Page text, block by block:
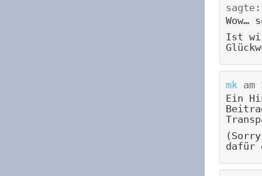
sagte:
Wow…
Ist
mk am
Ein
dafür